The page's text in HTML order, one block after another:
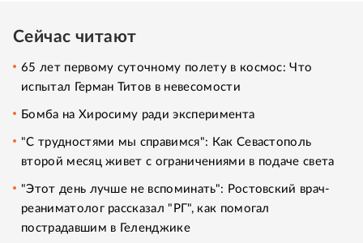
Сейчас читают
65 лет первому суточному полету в космос: Что
испытал Герман Титов в невесомости
Бомба на Хиросиму ради эксперимента
"С трудностями мы справимся": Как Севастополь
второй месяц живет с ограничениями в подаче света
"Этот день лучше не вспоминать": Ростовский врач-
реаниматолог рассказал "РГ", как помогал
пострадавшим в Геленджике